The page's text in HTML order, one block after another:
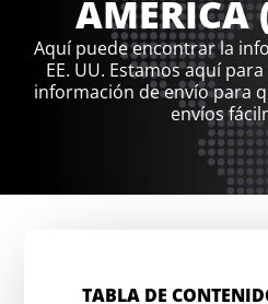
AMÉRICA
Aquí puede encontrar la
EE. UU. Estamos aquí
información de envío para
envíos
TABLA DE